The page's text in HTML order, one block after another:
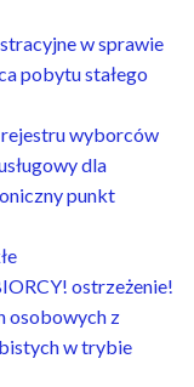
w sprawie
pobytu stałego
rejestru wyborców
dla
punkt
ostrzeżenie!
osobowych z
w trybie